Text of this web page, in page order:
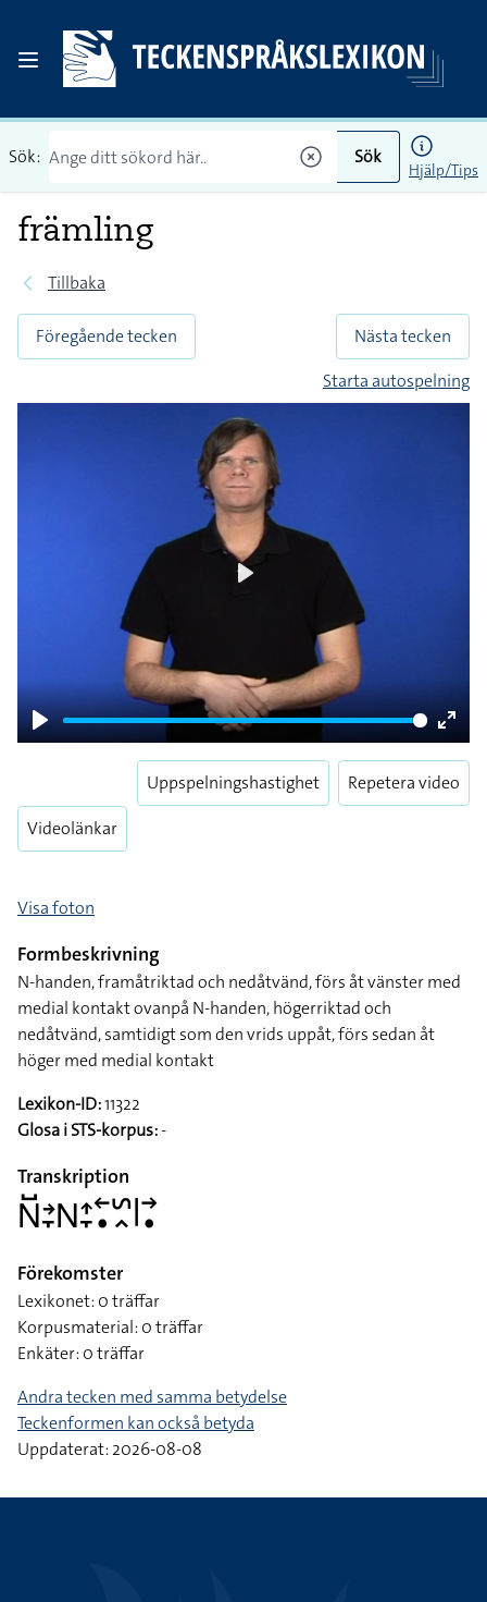
Sök: Sök
Hjälp/Tips
främling
Tillbaka
Föregående tecken
Nästa tecken
Starta autospelning
Play
Enter
Videolänkar
Uppspelningshastighet Repetera video
Visa foton
Formbeskrivning
N-handen, framåtriktad och nedåtvänd, förs åt vänster med
medial kontakt ovanpå N-handen, högerriktad och
nedåtvänd, samtidigt som den vrids uppåt, förs sedan åt
höger med medial kontakt
Lexikon-ID:11322
Glosa i STS-korpus:-
Transkription
􌥌􌤹􌥔􌥙􌥌􌤴􌥙􌥢􌥡􌥲􌥿􌥼􌥣􌥡
Förekomster
Lexikonet: 0 träffar
Korpusmaterial: 0 träffar
Enkäter: 0 träffar
Andra tecken med samma betydelse
Teckenformen kan också betyda
Uppdaterat: 2026-08-08